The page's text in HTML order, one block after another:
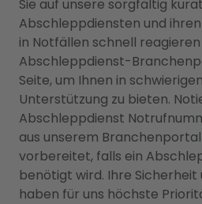
Sie auf unsere sorgfältig
Abschleppdiensten und
in Notfällen schnell
Abschleppdienst-
Seite, um Ihnen in
Unterstützung zu bieten.
Abschleppdienst
aus unserem Branchenportal
vorbereitet, falls ein
benötigt wird. Ihre Sicherheit
haben für uns höchste